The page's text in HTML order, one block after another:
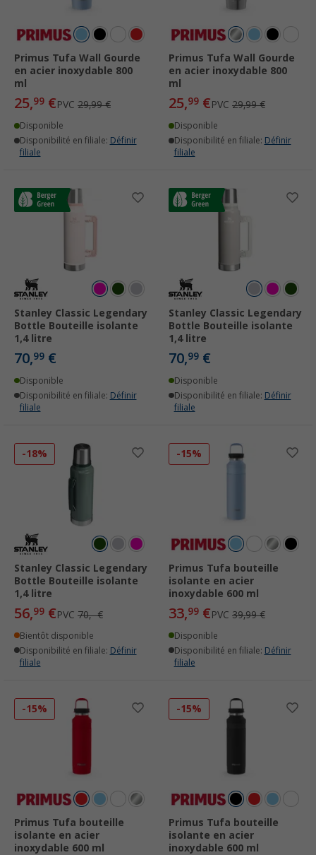
Primus Tufa Wall Gourde
en acier inoxydable 800
ml
25,99 €PVC 29,99 €
Disponible
Disponibilité en filiale: Définir
filiale
Primus Tufa Wall Gourde
en acier inoxydable 800
ml
25,99 €PVC 29,99 €
Disponible
Disponibilité en filiale: Définir
filiale
Stanley Classic Legendary
Bottle Bouteille isolante
1,4 litre
70,99 €
Disponible
Disponibilité en filiale: Définir
filiale
Stanley Classic Legendary
Bottle Bouteille isolante
1,4 litre
70,99 €
Disponible
Disponibilité en filiale: Définir
filiale
-18%
Stanley Classic Legendary
Bottle Bouteille isolante
1,4 litre
56,99 €PVC 70,- €
Bientôt disponible
Disponibilité en filiale: Définir
filiale
-15%
Primus Tufa bouteille
isolante en acier
inoxydable 600 ml
33,99 €PVC 39,99 €
Disponible
Disponibilité en filiale: Définir
filiale
-15%
Primus Tufa bouteille
isolante en acier
inoxydable 600 ml
-15%
Primus Tufa bouteille
isolante en acier
inoxydable 600 ml